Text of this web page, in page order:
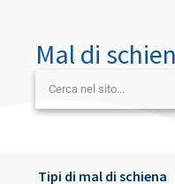
Mal di
Tipi di mal di schiena